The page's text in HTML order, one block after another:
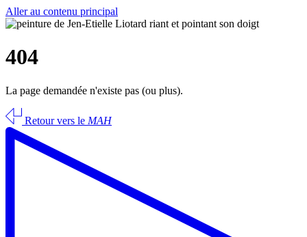
Aller au contenu principal
404
La page demandée n'existe pas (ou plus).
Retour vers le MAH